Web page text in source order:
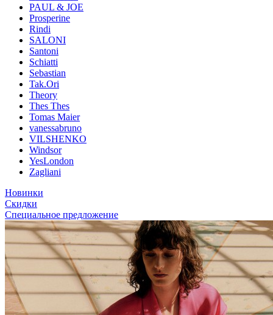
PAUL & JOE
Prosperine
Rindi
SALONI
Santoni
Schiatti
Sebastian
Tak.Ori
Theory
Thes Thes
Tomas Maier
vanessabruno
VILSHENKO
Windsor
YesLondon
Zagliani
Новинки
Скидки
Специальное предложение